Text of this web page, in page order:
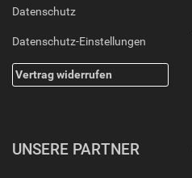
Datenschutz
Datenschutz-Einstellungen
Vertrag widerrufen
UNSERE PARTNER